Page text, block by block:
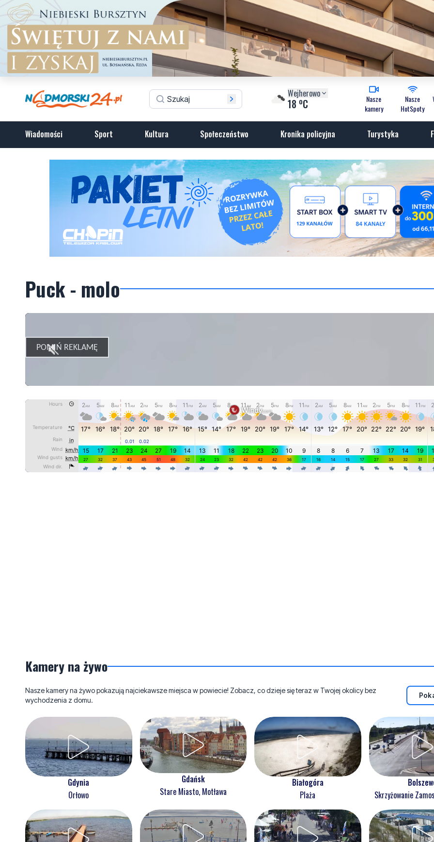
Wejherowo
18 oC
Nasze
kamery
Nasze
HotSpoty
Wiadomości Sport Kultura Społeczeństwo Kronika policyjna Turystyka
Puck - molo
Kamery na żywo
Nasze kamery na żywo pokazują najciekawsze miejsca w powiecie! Zobacz, co dzieje się teraz w Twojej okolicy bez
wychodzenia z domu.
Gdynia
Orłowo
Gdańsk
Stare Miasto, Motława
Białogóra
Plaża
Skrzyżowanie